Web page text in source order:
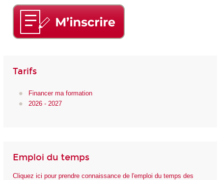
Tarifs
Financer ma formation
2026 - 2027
Emploi du temps
Cliquez ici pour prendre connaissance de l'emploi du temps des